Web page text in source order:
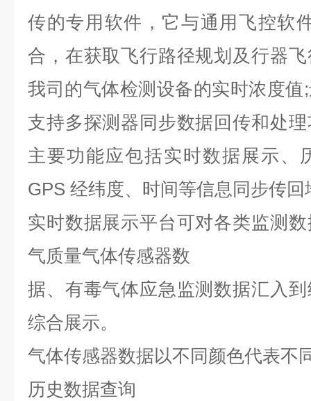
传的专用软件，它与通用飞控软
合，在获取飞行路径规划及行器
我司的气体检测设备的实时浓度值;
支持多探测器同步数据回传和处
主要功能应包括实时数据展示、
GPS 经纬度、时间等信息同步传
实时数据展示平台可对各类监测
气质量气体传感器数
据、有毒气体应急监测数据汇入
综合展示。
气体传感器数据以不同颜色代表不
历史数据查询